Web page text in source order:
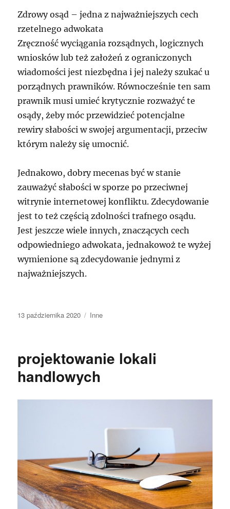
Zdrowy osąd – jedna z najważniejszych cech
rzetelnego adwokata
Zręczność wyciągania rozsądnych, logicznych
wniosków lub też założeń z ograniczonych
wiadomości jest niezbędna i jej należy szukać u
porządnych prawników. Równocześnie ten sam
prawnik musi umieć krytycznie rozważyć te
osądy, żeby móc przewidzieć potencjalne
rewiry słabości w swojej argumentacji, przeciw
którym należy się umocnić.
Jednakowo, dobry mecenas być w stanie
zauważyć słabości w sporze po przeciwnej
witrynie internetowej konfliktu. Zdecydowanie
jest to też częścią zdolności trafnego osądu.
Jest jeszcze wiele innych, znaczących cech
odpowiedniego adwokata, jednakowoż te wyżej
wymienione są zdecydowanie jednymi z
najważniejszych.
Data
13 października 2020 Kategorie
Inne
projektowanie lokali
handlowych